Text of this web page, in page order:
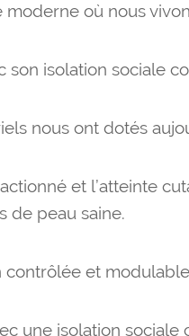
où nous
son isolation sociale
nous ont dotés
et l’atteinte
de peau saine.
contrôlée et
une isolation